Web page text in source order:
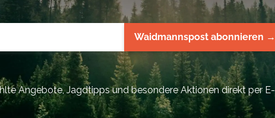
Waidmannspost abonnieren →
Angebote, Jagdtipps und besondere Aktionen direkt per E-